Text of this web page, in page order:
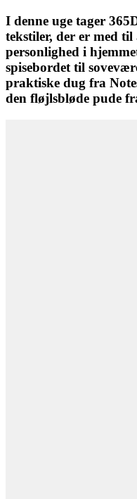
I denne uge tager
tekstiler, der er med til
personlighed i
spisebordet til
praktiske dug fra
den fløjlsbløde pude